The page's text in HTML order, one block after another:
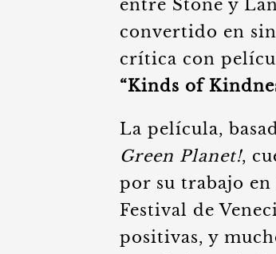
entre Stone y
convertido en
crítica con
“Kinds of
La película,
Green Planet!,
por su trabajo en
Festival de
positivas, y